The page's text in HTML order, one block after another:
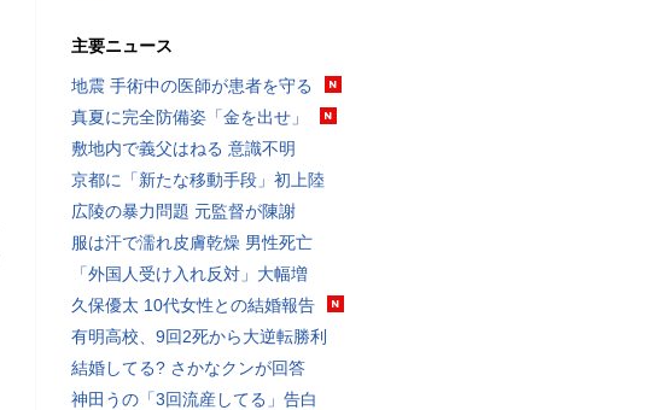
主要ニュース
地震 手術中の医師が患者を守る
真夏に完全防備姿「金を出せ」
敷地内で義父はねる 意識不明
京都に「新たな移動手段」初上陸
広陵の暴力問題 元監督が陳謝
服は汗で濡れ皮膚乾燥 男性死亡
「外国人受け入れ反対」大幅増
久保優太 10代女性との結婚報告
有明高校、9回2死から大逆転勝利
結婚してる? さかなクンが回答
神田うの「3回流産してる」告白